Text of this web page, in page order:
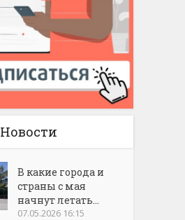
Новости
В какие города и
страны с мая
начнут летать...
07.05.2026 16:15